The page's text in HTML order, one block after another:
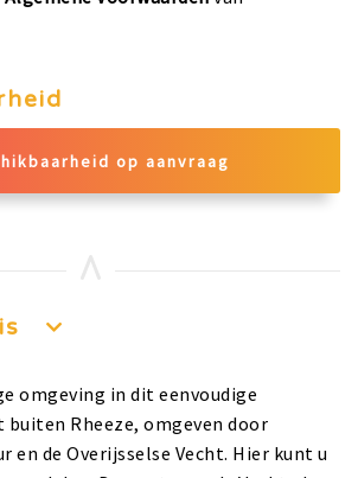
op aanvraag
omgeving in dit eenvoudige
Rheeze, omgeven door
en de Overijsselse Vecht. Hier kunt u